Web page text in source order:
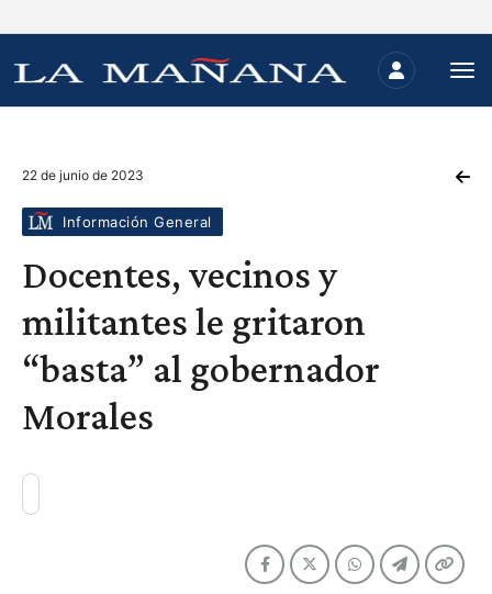
22 de junio de 2023
Información General
Docentes, vecinos y
militantes le gritaron
“basta” al gobernador
Morales